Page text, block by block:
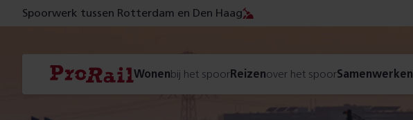
Spoorwerk tussen Rotterdam en Den Haag
Navigatie
Homepage
ProRail
Wonenbij het spoorReizenover het spoorSamenwerken